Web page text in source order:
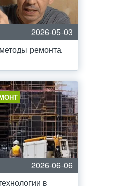
2026-05-03
ремонта
2026-06-06
в